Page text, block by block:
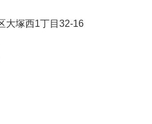
大塚西1丁目32-16